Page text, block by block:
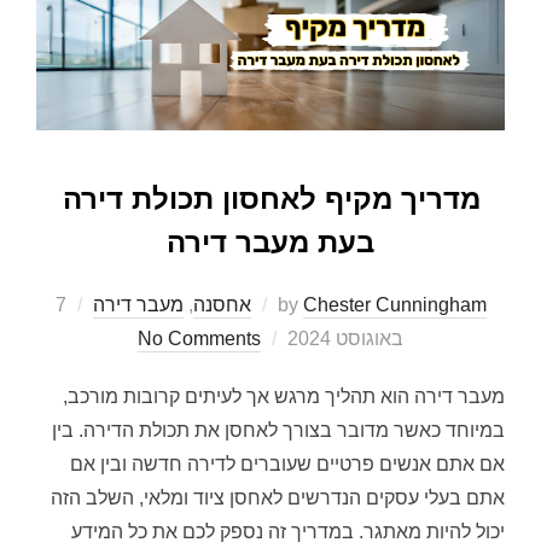
מדריך מקיף לאחסון תכולת דירה
בעת מעבר דירה
by Chester Cunningham אחסנה, מעבר דירה
Posted
7
באוגוסט 2024
No Comments
מעבר דירה הוא תהליך מרגש אך לעיתים קרובות מורכב,
במיוחד כאשר מדובר בצורך לאחסן את תכולת הדירה. בין
אם אתם אנשים פרטיים שעוברים לדירה חדשה ובין אם
אתם בעלי עסקים הנדרשים לאחסן ציוד ומלאי, השלב הזה
יכול להיות מאתגר. במדריך זה נספק לכם את כל המידע